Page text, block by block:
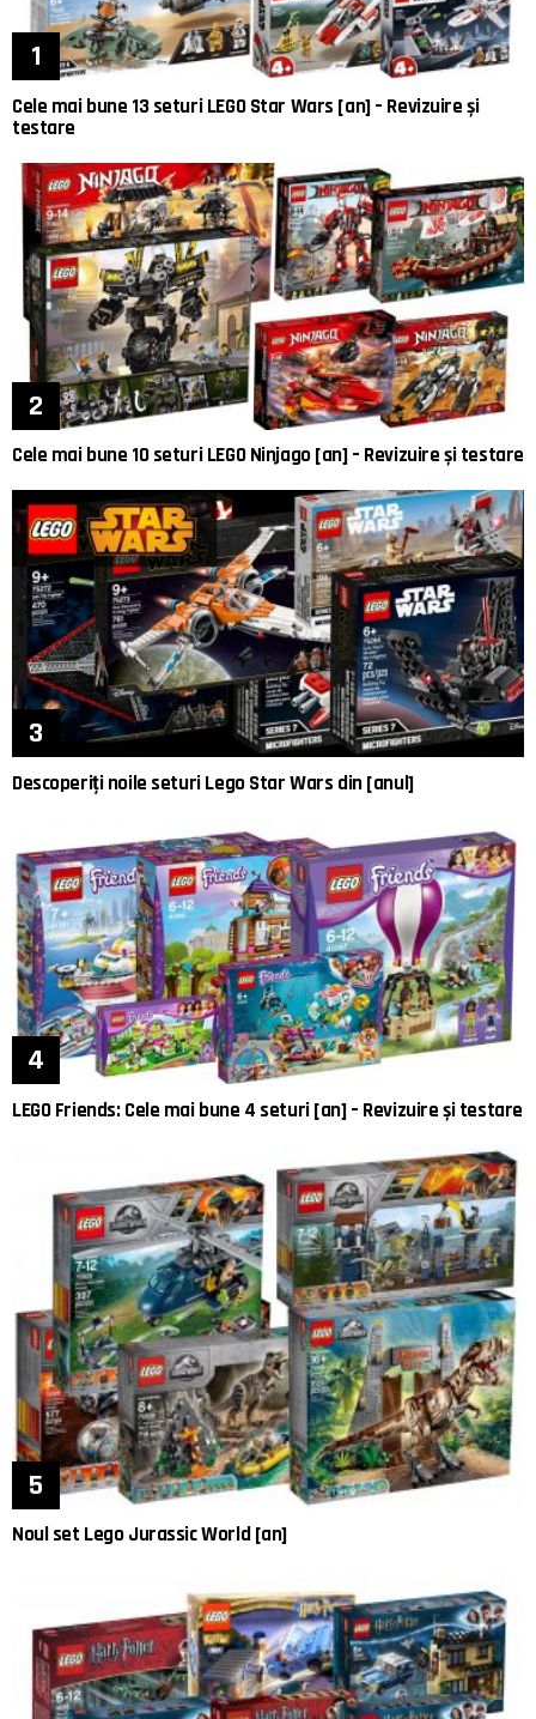
Cele mai bune 13 seturi LEGO Star Wars [an] – Revizuire și
testare
Cele mai bune 10 seturi LEGO Ninjago [an] – Revizuire și testare
Descoperiți noile seturi Lego Star Wars din [anul]
LEGO Friends: Cele mai bune 4 seturi [an] – Revizuire și testare
Noul set Lego Jurassic World [an]